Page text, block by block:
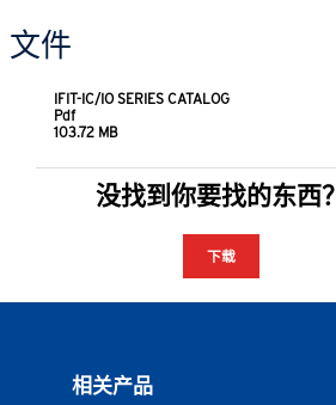
文件
IFIT-IC/IO SERIES CATALOG
Pdf
103.72 MB
没找到你要找的东西？
下载
相关产品